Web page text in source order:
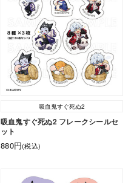
吸血鬼すぐ死ぬ2
吸血鬼すぐ死ぬ2 フレークシールセ
ット
880円(税込)